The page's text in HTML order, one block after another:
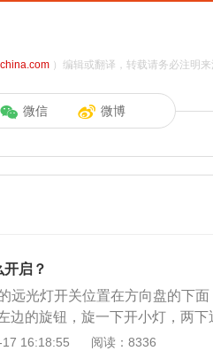
）编辑或翻译，转载请务必注明来
微信 微博
启？
远光灯开关位置在方向盘的下
边的旋钮，旋一下开小灯，两
光灯。
16:18:55 阅读：8336